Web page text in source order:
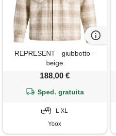
REPRESENT - giubbotto -
beige
188,00 €
Sped. gratuita
L XL
Yoox